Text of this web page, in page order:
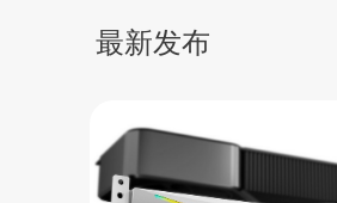
导
最新发布